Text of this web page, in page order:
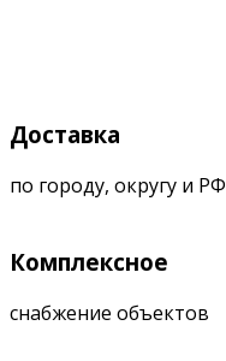
Доставка
по городу, округу и РФ
Комплексное
снабжение объектов